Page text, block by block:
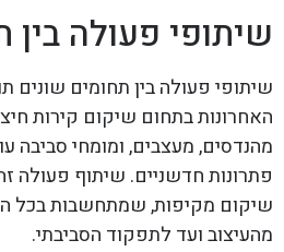
שיתופי פעולה בין
שיתופי פעולה בין תחומים שונים
האחרונות בתחום שיקום קירות
מהנדסים, מעצבים, ומומחי סביבה
פתרונות חדשניים. שיתוף פעולה
שיקום מקיפות, שמתחשבות בכל
מהעיצוב ועד לתפקוד הסביבתי.